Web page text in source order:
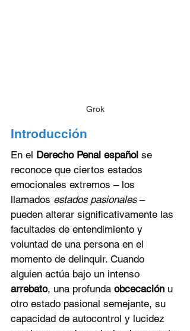
Grok
Introducción
En el Derecho Penal español se
reconoce que ciertos estados
emocionales extremos – los
llamados estados pasionales –
pueden alterar significativamente las
facultades de entendimiento y
voluntad de una persona en el
momento de delinquir. Cuando
alguien actúa bajo un intenso
arrebato, una profunda obcecación u
otro estado pasional semejante, su
capacidad de autocontrol y lucidez